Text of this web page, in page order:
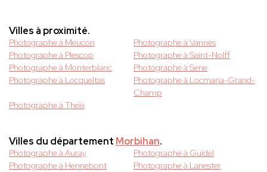
Villes à proximité.
Photographe à Meucon
Photographe à Vannes
Photographe à Plescop
Photographe à Saint-Nolff
Photographe à Monterblanc
Photographe à Sene
Photographe à Locqueltas
Photographe à Locmaria-Grand-
Champ
Photographe à Theix
Villes du département Morbihan.
Photographe à Auray
Photographe à Guidel
Photographe à Hennebont
Photographe à Lanester